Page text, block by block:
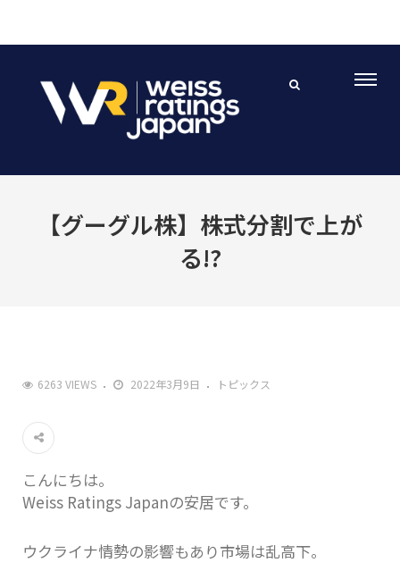
【グーグル株】株式分割で上が
る!?
6263 VIEWS 2022年3月9日 トピックス
こんにちは。
Weiss Ratings Japanの安居です。
ウクライナ情勢の影響もあり市場は乱高下。